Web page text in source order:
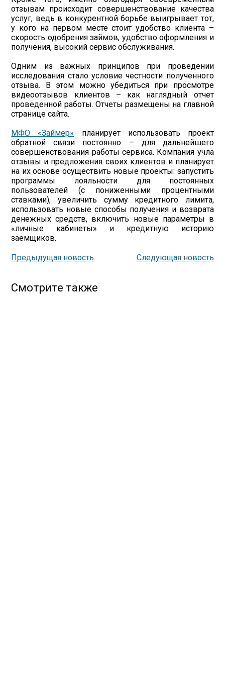
отзывам происходит совершенствование качества
услуг, ведь в конкурентной борьбе выигрывает тот,
у кого на первом месте стоит удобство клиента –
скорость одобрения займов, удобство оформления и
получения, высокий сервис обслуживания.
Одним из важных принципов при проведении
исследования стало условие честности полученного
отзыва. В этом можно убедиться при просмотре
видеоотзывов клиентов – как наглядный отчет
проведенной работы. Отчеты размещены на главной
странице сайта.
МФО «Займер» планирует использовать проект
обратной связи постоянно – для дальнейшего
совершенствования работы сервиса. Компания учла
отзывы и предложения своих клиентов и планирует
на их основе осуществить новые проекты: запустить
программы лояльности для постоянных
пользователей (с пониженными процентными
ставками), увеличить сумму кредитного лимита,
использовать новые способы получения и возврата
денежных средств, включить новые параметры в
«личные кабинеты» и кредитную историю
заемщиков.
Предыдущая новость Следующая новость
Смотрите также